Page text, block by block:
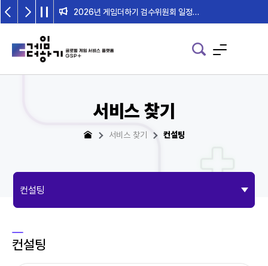
2026년 게임더하기 검수위원회 일정 안내
서비스 찾기
서비스 찾기 컨설팅
컨설팅